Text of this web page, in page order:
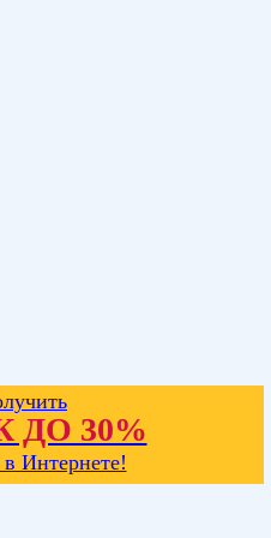
30%
Интернете!